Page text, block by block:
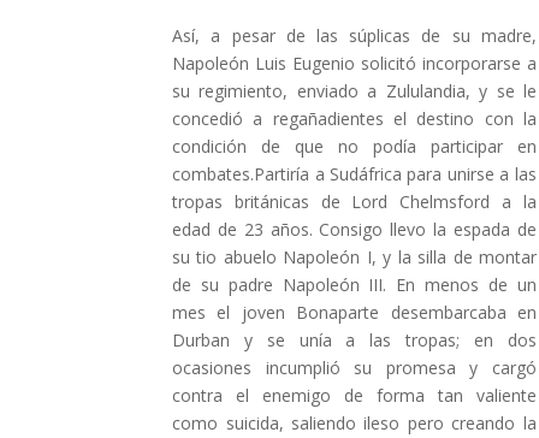
Así, a pesar de las súplicas de su madre,
Napoleón Luis Eugenio solicitó incorporarse a
su regimiento, enviado a Zululandia, y se le
concedió a regañadientes el destino con la
condición de que no podía participar en
combates.Partiría a Sudáfrica para unirse a las
tropas británicas de Lord Chelmsford a la
edad de 23 años. Consigo llevo la espada de
su tio abuelo Napoleón I, y la silla de montar
de su padre Napoleón III. En menos de un
mes el joven Bonaparte desembarcaba en
Durban y se unía a las tropas; en dos
ocasiones incumplió su promesa y cargó
contra el enemigo de forma tan valiente
como suicida, saliendo ileso pero creando la